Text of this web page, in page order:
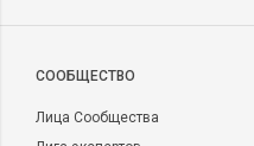
CООБЩЕСТВО
Лица Сообщества